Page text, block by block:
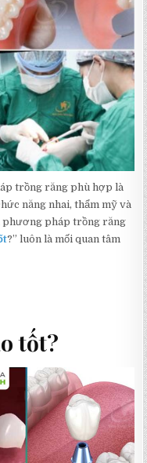
trồng răng phù hợp là
năng nhai, thẩm mỹ và
phương pháp trồng răng
?” luôn là mối quan tâm
tốt?